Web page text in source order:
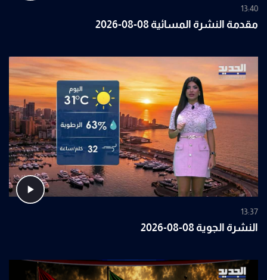
13:40
مقدمة النشرة المسائية 08-08-2026
13:37
النشرة الجوية 08-08-2026